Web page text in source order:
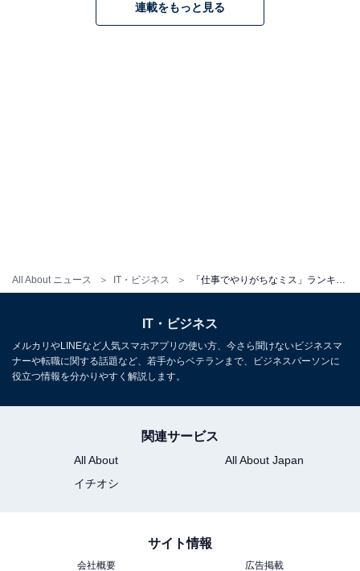
All About ニュース IT・ビジネス 「仕事でやりがちなミス」ランキング！ 3位「確認不足」、2位「やるべきことを忘れる」、1位は？
連載をもっと見る
IT・ビジネス
メルカリやLINEなど人気スマホアプリの使い方、今さら聞けないビジネスマ
ナーや転職に関する話題など、若手からベテランまで、ビジネスパーソンに
役立つ情報を分かりやすく解説します。
関連サービス
All About
All About Japan
イチオシ
サイト情報
会社概要 広告掲載